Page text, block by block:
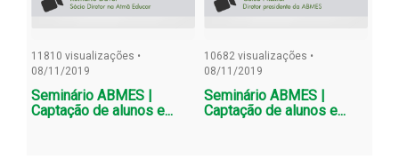
11810 visualizações •
08/11/2019
Seminário ABMES |
Captação de alunos e...
10682 visualizações •
08/11/2019
Seminário ABMES |
Captação de alunos e...